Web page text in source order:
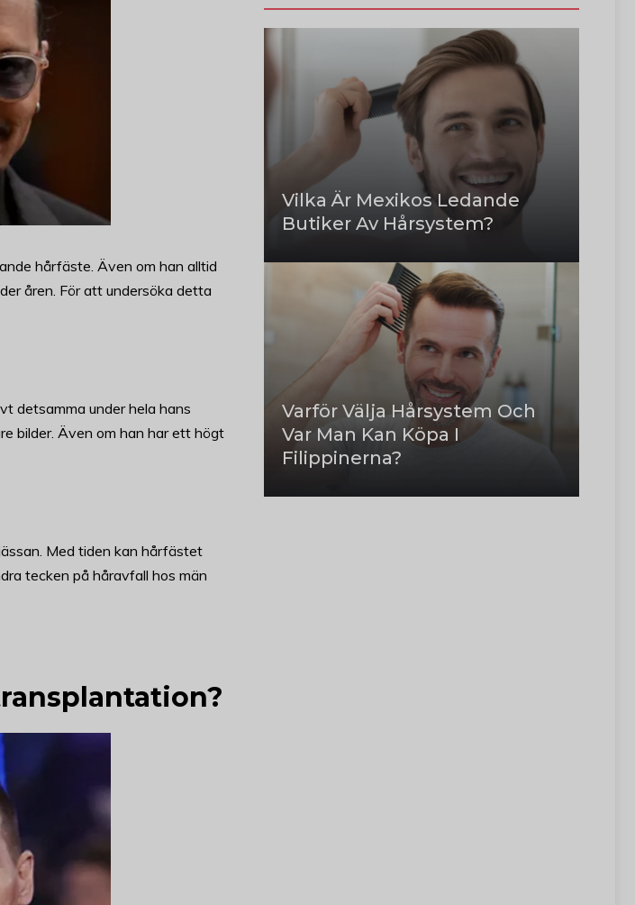
hårfäste. Även om han alltid
åren. För att undersöka detta
detsamma under hela hans
bilder. Även om han har ett högt
Med tiden kan hårfästet
tecken på håravfall hos män
Vilka Är Mexikos Ledande
Butiker Av Hårsystem?
Varför Välja Hårsystem Och
Var Man Kan Köpa I
Filippinerna?